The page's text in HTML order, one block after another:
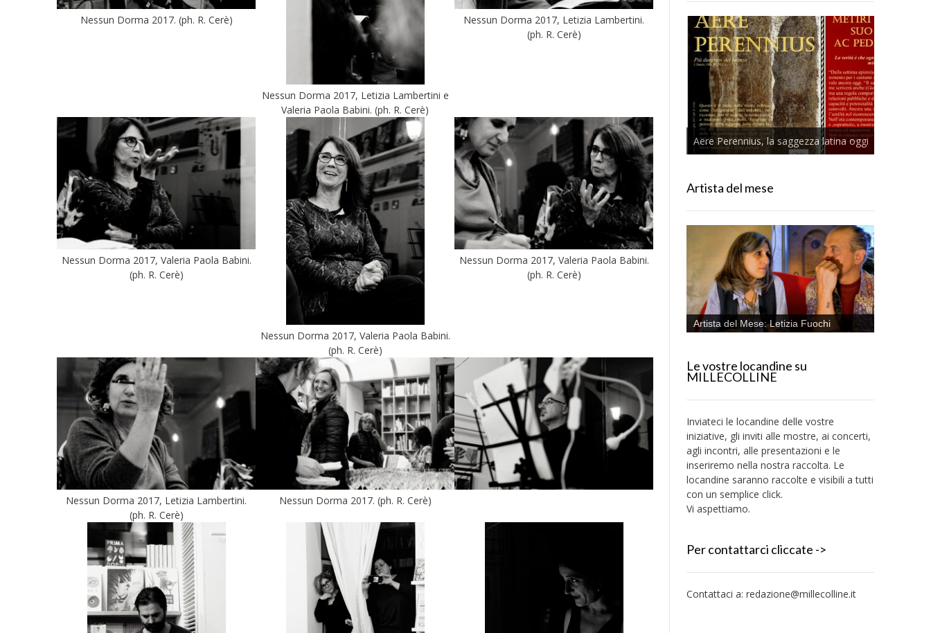
Nessun Dorma 2017. (ph. R. Cerè)
Nessun Dorma 2017, Letizia Lambertini e
Valeria Paola Babini. (ph. R. Cerè)
Nessun Dorma 2017, Letizia Lambertini.
(ph. R. Cerè)
Nessun Dorma 2017, Valeria Paola Babini.
(ph. R. Cerè)
Nessun Dorma 2017, Valeria Paola Babini.
(ph. R. Cerè)
Nessun Dorma 2017, Valeria Paola Babini.
(ph. R. Cerè)
Nessun Dorma 2017, Letizia Lambertini.
(ph. R. Cerè)
Nessun Dorma 2017. (ph. R. Cerè)
Aere Perennius, la saggezza latina oggi
Artista del mese
Artista del Mese: Letizia Fuochi
Le vostre locandine su
MILLECOLLINE
Inviateci le locandine delle vostre
iniziative, gli inviti alle mostre, ai concerti,
agli incontri, alle presentazioni e le
inseriremo nella nostra raccolta. Le
locandine saranno raccolte e visibili a tutti
con un semplice click.
Vi aspettiamo.
Per contattarci cliccate ->
Contattaci a: redazione@millecolline.it